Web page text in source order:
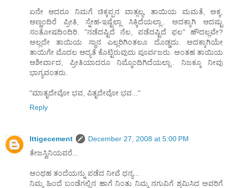
ಏನೇ ಆದರೂ ನಿಮಗೆ ಚಿಕ್ಕಪ್ಪನ ವಾತ್ಸಲ್ಯ, ತಾಯಿಯ ಮಮತೆ, ಅಕ್ಕ,
ಅಣ್ಣಂದಿರೆ ಪ್ರೀತಿ, ಸ್ನೇಹ-ಇಷ್ಟೆಲ್ಲಾ ಸಿಕ್ಕಿದೆಯಲ್ಲಾ.. ಅದಕ್ಕಾಗಿ ಆದಷ್ಟು
ಸಂತೋಷದಿಂದಿರಿ. "ನಡೆದಷ್ಟಿದೆ ನೆಲ, ಪಡೆದಷ್ಟಿದೆ ಫಲ" ಹೌದಲ್ಲವೇ?
ಅಲ್ಲದೇ ತಾಯಿಯ ಸ್ಥಾನ ಎಲ್ಲರಿಗಿಂತಲೂ ದೊಡ್ಡದು. ಅದಕ್ಕಾಗಿಯೇ
ತಾಯಿಗೇ ಮೊದಲ ಆದ್ಯತೆ ಕೊಟ್ಟಿರುವುದು ಪೂರ್ವಜರು. ಅಂತಹ ತಾಯಿಯ
ಆಶೀರ್ವಾದ, ಪ್ರೀತಿಯಾದರೂ ನಿಮ್ಮೊಂದಿಗಿದೆಯಲ್ಲಾ.. ನಿಜಕ್ಕೂ ನೀವು
ಭಾಗ್ಯವಂತರು.
"ಮಾತೃದೇವೋ ಭವ, ಪಿತೃದೇವೋ ಭವ..."
Reply
Ittigecement
December 27, 2008 at 5:00 PM
ತೇಜಸ್ವಿನಿಯವರೆ...
ಅಂಥಹ ತಂದೆಯನ್ನು ಪಡೆದ ನೀವೆ ಧನ್ಯ...
ನಿಮ್ಮ ಹಿಂದೆ ಬಂಡೆಗಲ್ಲಿನ ಹಾಗೆ ನಿಂತು ನಿಮ್ಮ ನಗುವಿಗೆ ಶ್ರಮಿಸಿದ ಅವರಿಗೆ